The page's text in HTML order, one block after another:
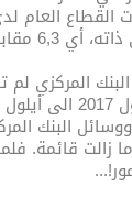
القطاع
مليار دولار.
البنك المركزي
البنك
زالت قائمة.